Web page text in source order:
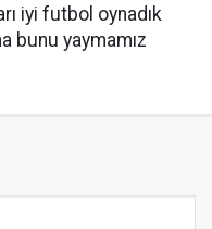
iyi futbol oynadık
bunu yaymamız